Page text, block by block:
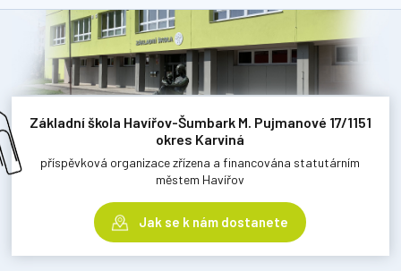
Základní škola Havířov-Šumbark M. Pujmanové 17/1151
okres Karviná
příspěvková organizace zřízena a financována statutárním
městem Havířov
Jak se k nám dostanete